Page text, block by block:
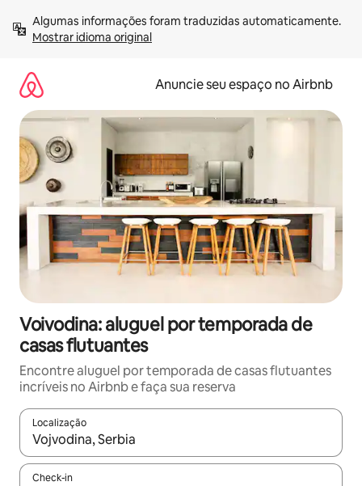
para
Mostrar idioma original
Anuncie seu espaço no Airbnb
Voivodina: aluguel por temporada de
casas flutuantes
Encontre aluguel por temporada de casas flutuantes
incríveis no Airbnb e faça sua reserva
Localização
Quando os resultados estiverem disponíveis, explore-os
Check-in